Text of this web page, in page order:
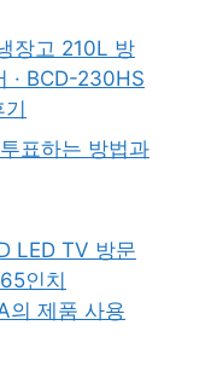
장고 210L 방
· BCD-230HS
표하는 방법과
LED TV 방문
인치
제품 사용